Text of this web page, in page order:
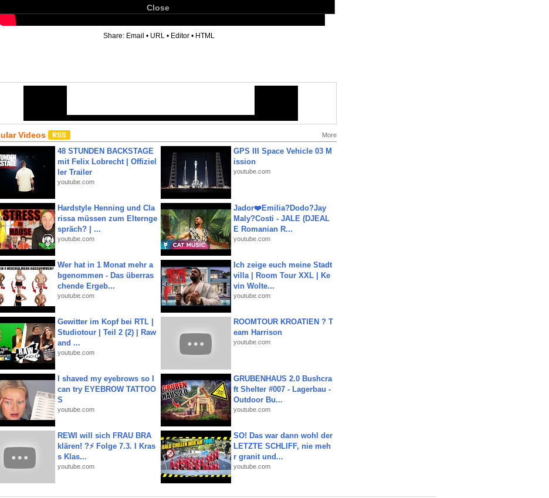
Close
Share: Email • URL • Editor • HTML
Videos More
48 STUNDEN BACKSTAGE
mit Felix Lobrecht | Offiziel
ler Trailer
youtube.com
GPS III Space Vehicle 03 M
ission
youtube.com
Hardstyle Henning und Cla
rissa müssen zum Elternge
spräch? | ...
youtube.com
Jador❤️Emilia?Dodo?Jay
Maly?Costi - JALE (DJEAL
E Romanian R...
youtube.com
Wer hat in 1 Monat mehr a
bgenommen - Das überras
chende Ergeb...
youtube.com
Ich zeige euch meine Stadt
villa | Room Tour XXL | Ke
vin Wolte...
youtube.com
Gewitter im Kopf bei RTL |
Studiotour | Teil 2 (2) | Raw
and ...
youtube.com
ROOMTOUR KROATIEN ? T
eam Harrison
youtube.com
I shaved my eyebrows so I
can try EYEBROW TATTOO
S
youtube.com
GRUBENHAUS 2.0 Bushcra
ft Shelter #007 - Lagerbau -
Outdoor Bu...
youtube.com
REWI will sich FRAU BRA
klären! ?⚡️ Folge 7.3. I Kras
s Klas...
youtube.com
SO! Das war dann wohl der
LETZTE SCHLIFF, nie meh
r granit und...
youtube.com